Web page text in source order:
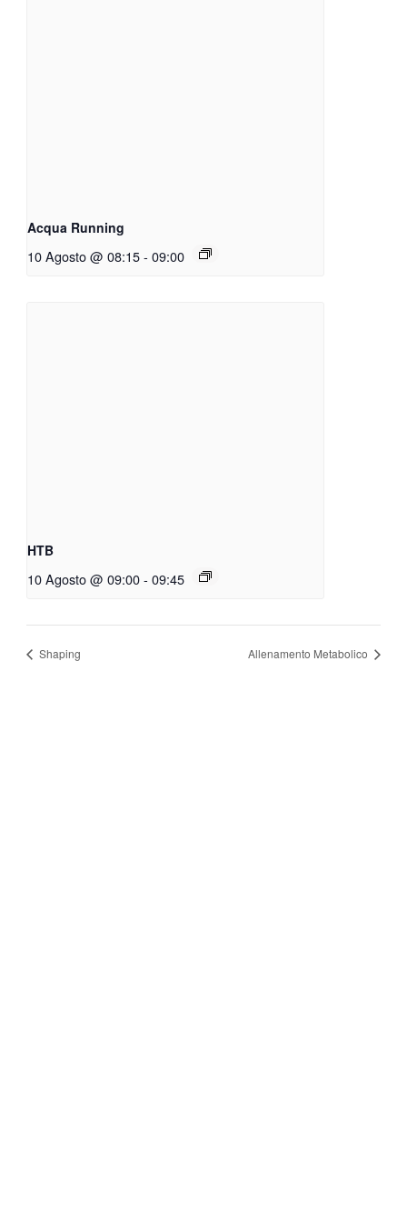
Acqua Running
10 Agosto @ 08:15 - 09:00
HTB
10 Agosto @ 09:00 - 09:45
Shaping Allenamento Metabolico